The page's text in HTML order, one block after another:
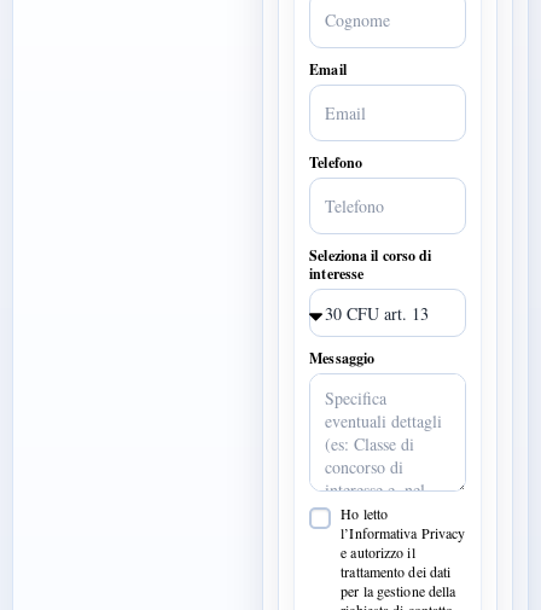
Email
Telefono
Seleziona il corso di
interesse
Messaggio
Ho letto
l’Informativa Privacy
e autorizzo il
trattamento dei dati
per la gestione della